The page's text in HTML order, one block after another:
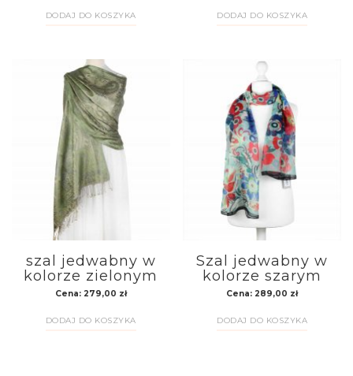
DODAJ DO KOSZYKA DODAJ DO KOSZYKA
szal jedwabny w
kolorze zielonym
Cena: 279,00 zł
DODAJ DO KOSZYKA
Szal jedwabny w
kolorze szarym
Cena: 289,00 zł
DODAJ DO KOSZYKA